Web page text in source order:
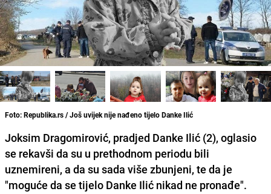
Foto: Republika.rs / Još uvijek nije nađeno tijelo Danke Ilić
Joksim Dragomirović, pradjed Danke Ilić (2), oglasio
se rekavši da su u prethodnom periodu bili
uznemireni, a da su sada više zbunjeni, te da je
"moguće da se tijelo Danke Ilić nikad ne pronađe".